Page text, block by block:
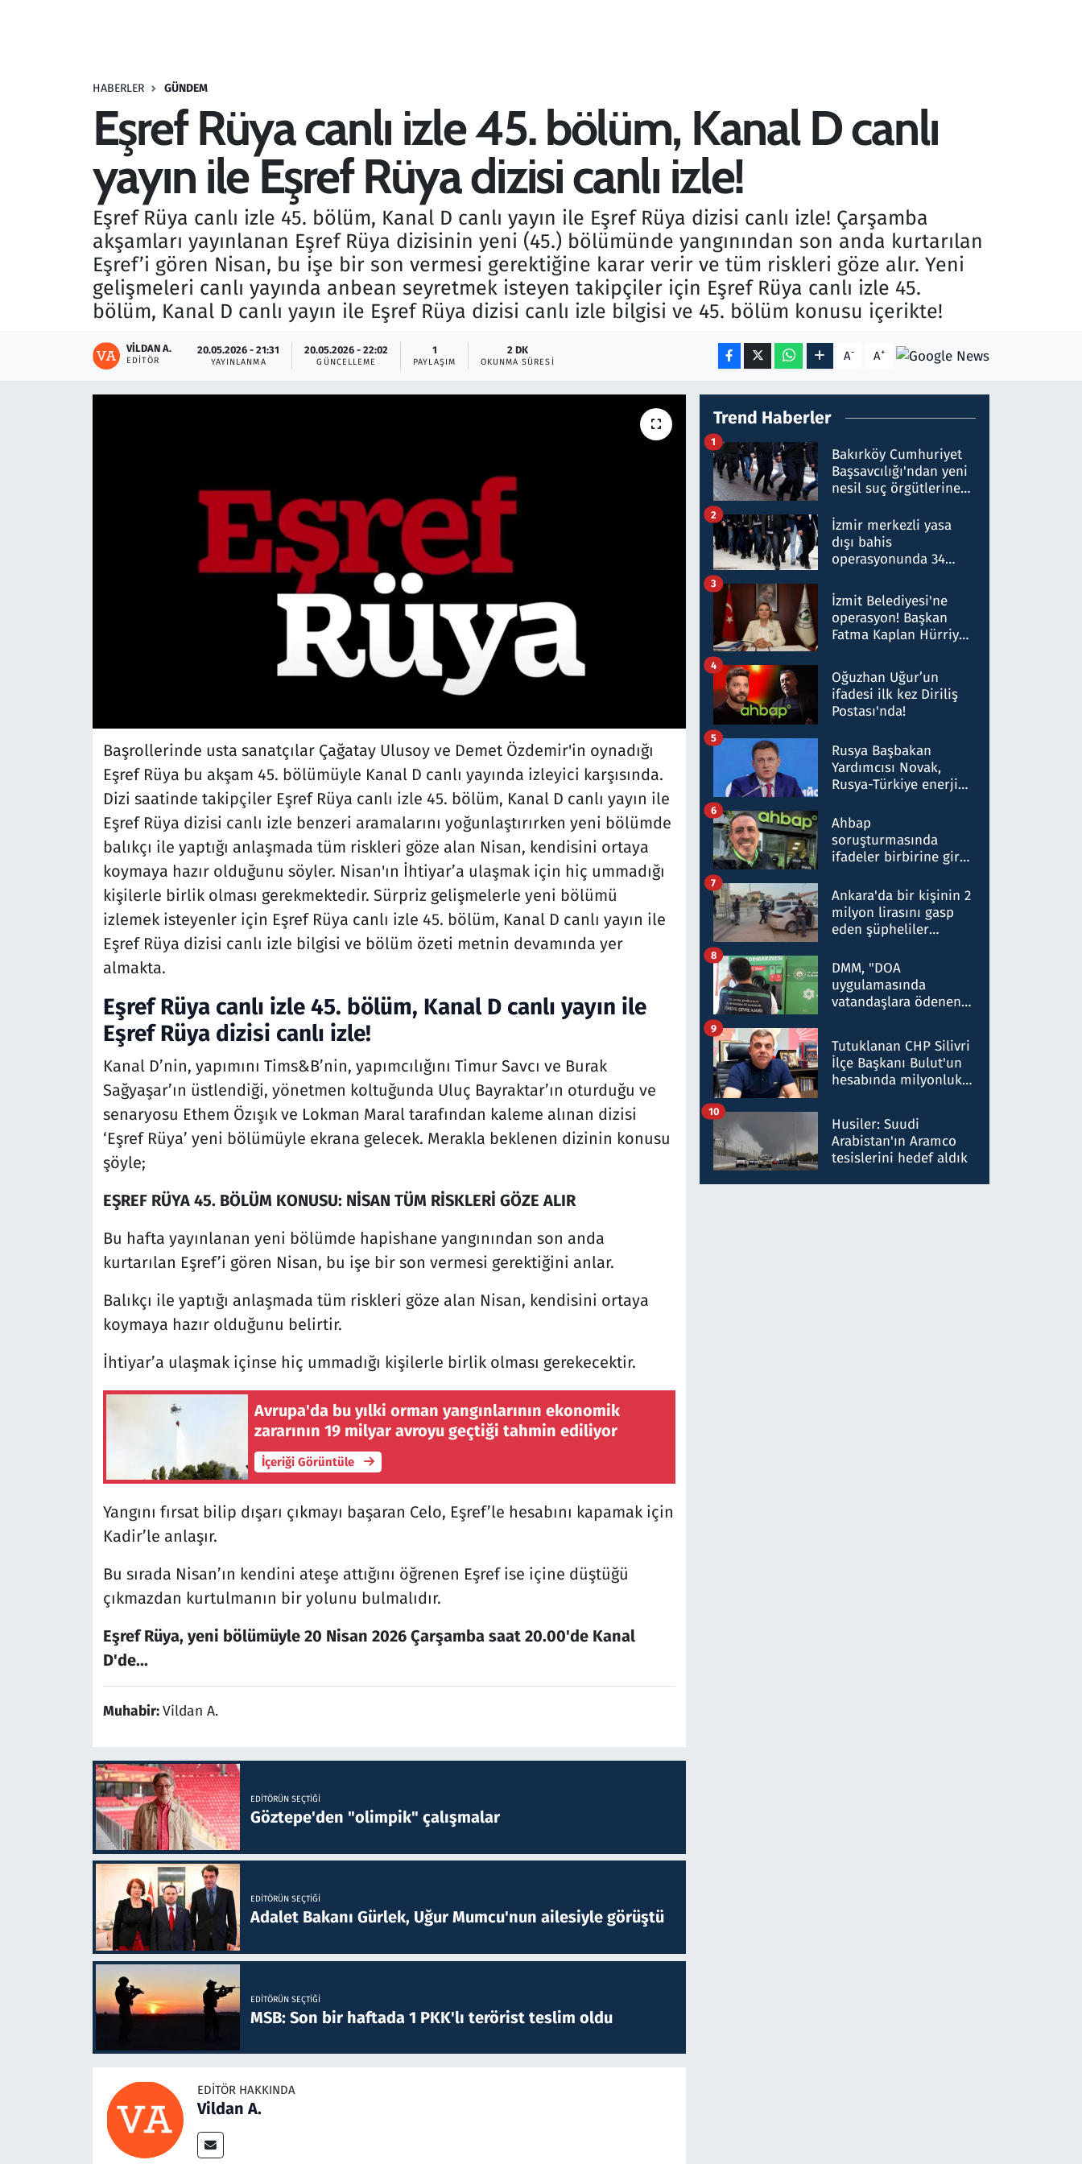
HABERLER GÜNDEM
Eşref Rüya canlı izle 45. bölüm, Kanal D canlı
yayın ile Eşref Rüya dizisi canlı izle!
Eşref Rüya canlı izle 45. bölüm, Kanal D canlı yayın ile Eşref Rüya dizisi canlı izle! Çarşamba
akşamları yayınlanan Eşref Rüya dizisinin yeni (45.) bölümünde yangınından son anda kurtarılan
Eşref’i gören Nisan, bu işe bir son vermesi gerektiğine karar verir ve tüm riskleri göze alır. Yeni
gelişmeleri canlı yayında anbean seyretmek isteyen takipçiler için Eşref Rüya canlı izle 45.
bölüm, Kanal D canlı yayın ile Eşref Rüya dizisi canlı izle bilgisi ve 45. bölüm konusu içerikte!
VILDAN A.
EDITÖR
20.05.2026 - 21:31
YAYINLANMA
20.05.2026 - 22:02
GÜNCELLEME
1
PAYLAŞIM
2 DK
OKUNMA SÜRESI A- A+
Başrollerinde usta sanatçılar Çağatay Ulusoy ve Demet Özdemir'in oynadığı
Eşref Rüya bu akşam 45. bölümüyle Kanal D canlı yayında izleyici karşısında.
Dizi saatinde takipçiler Eşref Rüya canlı izle 45. bölüm, Kanal D canlı yayın ile
Eşref Rüya dizisi canlı izle benzeri aramalarını yoğunlaştırırken yeni bölümde
balıkçı ile yaptığı anlaşmada tüm riskleri göze alan Nisan, kendisini ortaya
koymaya hazır olduğunu söyler. Nisan'ın İhtiyar’a ulaşmak için hiç ummadığı
kişilerle birlik olması gerekmektedir. Sürpriz gelişmelerle yeni bölümü
izlemek isteyenler için Eşref Rüya canlı izle 45. bölüm, Kanal D canlı yayın ile
Eşref Rüya dizisi canlı izle bilgisi ve bölüm özeti metnin devamında yer
almakta.
Eşref Rüya canlı izle 45. bölüm, Kanal D canlı yayın ile
Eşref Rüya dizisi canlı izle!
Kanal D’nin, yapımını Tims&B’nin, yapımcılığını Timur Savcı ve Burak
Sağyaşar’ın üstlendiği, yönetmen koltuğunda Uluç Bayraktar’ın oturduğu ve
senaryosu Ethem Özışık ve Lokman Maral tarafından kaleme alınan dizisi
‘Eşref Rüya’ yeni bölümüyle ekrana gelecek. Merakla beklenen dizinin konusu
şöyle;
EŞREF RÜYA 45. BÖLÜM KONUSU: NİSAN TÜM RİSKLERİ GÖZE ALIR
Bu hafta yayınlanan yeni bölümde hapishane yangınından son anda
kurtarılan Eşref’i gören Nisan, bu işe bir son vermesi gerektiğini anlar.
Balıkçı ile yaptığı anlaşmada tüm riskleri göze alan Nisan, kendisini ortaya
koymaya hazır olduğunu belirtir.
İhtiyar’a ulaşmak içinse hiç ummadığı kişilerle birlik olması gerekecektir.
Avrupa'da bu yılki orman yangınlarının ekonomik
zararının 19 milyar avroyu geçtiği tahmin ediliyor
İçeriği Görüntüle
Yangını fırsat bilip dışarı çıkmayı başaran Celo, Eşref’le hesabını kapamak için
Kadir’le anlaşır.
Bu sırada Nisan’ın kendini ateşe attığını öğrenen Eşref ise içine düştüğü
çıkmazdan kurtulmanın bir yolunu bulmalıdır.
Eşref Rüya, yeni bölümüyle 20 Nisan 2026 Çarşamba saat 20.00'de Kanal
D'de...
Muhabir:Vildan A.
EDITÖRÜN SEÇTIĞI
Göztepe'den "olimpik" çalışmalar
EDITÖRÜN SEÇTIĞI
Adalet Bakanı Gürlek, Uğur Mumcu'nun ailesiyle görüştü
EDITÖRÜN SEÇTIĞI
MSB: Son bir haftada 1 PKK'lı terörist teslim oldu
EDITÖR HAKKINDA
Vildan A.
Trend Haberler
Bakırköy Cumhuriyet
Başsavcılığı'ndan yeni
nesil suç örgütlerine
hakkında gözaltı kararı
1
İzmir merkezli yasa
dışı bahis
operasyonunda 34
Milyar liralık para
trafiği tespit edildi
2
İzmit Belediyesi'ne
operasyon! Başkan
Fatma Kaplan Hürriyet
3
Oğuzhan Uğur’un
ifadesi ilk kez Diriliş
Postası'nda!
4
Rusya Başbakan
Yardımcısı Novak,
Rusya-Türkiye enerji
nitelikte olduğunu
belirtti
5
Ahbap
soruşturmasında
ifadeler birbirine girdi:
ifadelerinden ortaya
çıkan tablo şok etti
6
Ankara'da bir kişinin 2
milyon lirasını gasp
eden şüpheliler
7
DMM, "DOA
uygulamasında
vatandaşlara ödenen
düşürüldüğü" iddiasını
yalanladı
8
Tutuklanan CHP Silivri
İlçe Başkanı Bulut'un
hesabında milyonluk
talimat verdi, ben
gönderdim
9
Husiler: Suudi
Arabistan'ın Aramco
tesislerini hedef aldık
10
Savunma Sanayi
Seçim 2023
Teknoloji ve Bilim